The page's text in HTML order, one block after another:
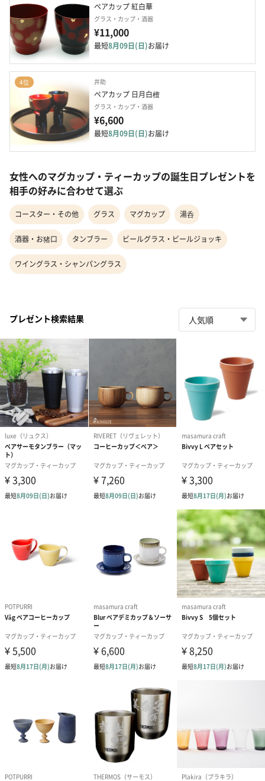
ペアカップ 紅白華
グラス・カップ・酒器
¥11,000
最短8月09日(日)お届け
4位 井助
ペアカップ 日月白檀
グラス・カップ・酒器
¥6,600
最短8月09日(日)お届け
女性へのマグカップ・ティーカップの誕生日プレゼントを
相手の好みに合わせて選ぶ
コースター・その他 グラス マグカップ 湯呑
酒器・お猪口 タンブラー ビールグラス・ビールジョッキ
ワイングラス・シャンパングラス
プレゼント検索結果